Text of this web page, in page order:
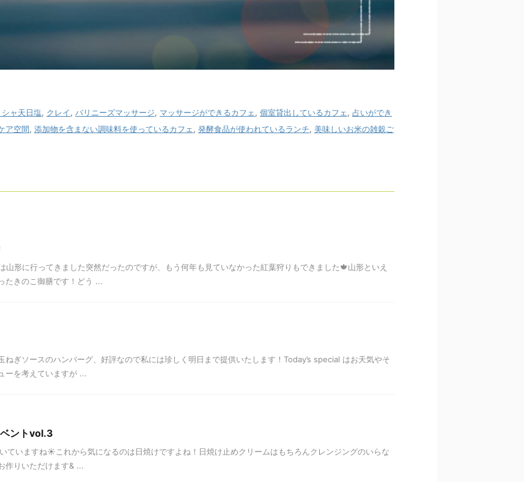
シャ天日塩, クレイ, バリニーズマッサージ, マッサージができるカフェ, 個室貸出しているカフェ, 占いができ
ア空間, 添加物を含まない調味料を使っているカフェ, 発酵食品が使われているランチ, 美味しいお米の雑穀ご
形に行ってきました突然だったのですが、もう何年も見ていなかった紅葉狩りもできました🍁山形といえ
たきのこ御膳です！どう ...
ねぎソースのハンバーグ、好評なので私には珍しく明日まで提供いたします！Today’s special はお天気やそ
ーを考えていますが ...
ントvol.3
ていますね☀️これから気になるのは日焼けですよね！日焼け止めクリームはもちろんクレンジングのいらな
作りいただけます& ...